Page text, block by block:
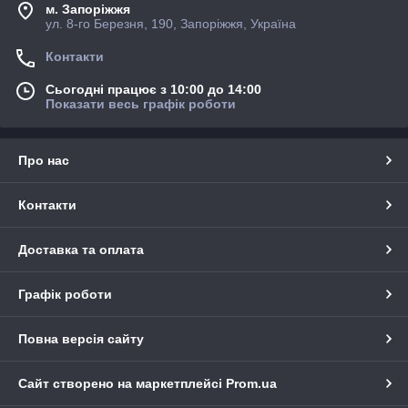
м. Запоріжжя
ул. 8-го Березня, 190, Запоріжжя, Україна
Контакти
Сьогодні працює з 10:00 до 14:00
Показати весь графік роботи
Про нас
Контакти
Доставка та оплата
Графік роботи
Повна версія сайту
Сайт створено на маркетплейсі Prom.ua